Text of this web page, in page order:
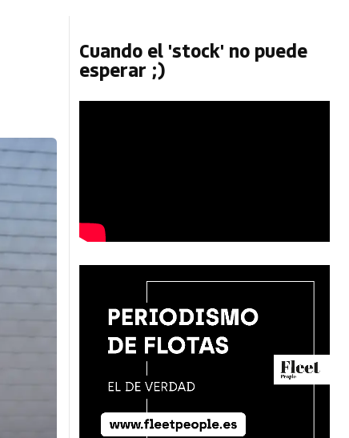
Cuando el 'stock' no puede
esperar ;)